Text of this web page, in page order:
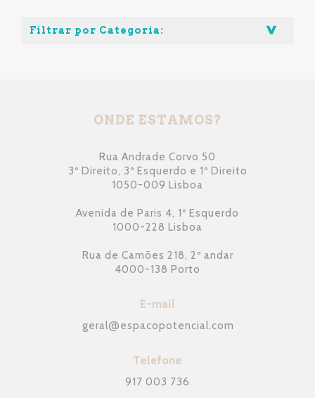
Filtrar por Categoria:
ONDE ESTAMOS?
Rua Andrade Corvo 50
3º Direito, 3º Esquerdo e 1º Direito
1050-009 Lisboa
Avenida de Paris 4, 1º Esquerdo
1000-228 Lisboa
Rua de Camões 218, 2º andar
4000-138 Porto
E-mail
geral@espacopotencial.com
Telefone
917 003 736